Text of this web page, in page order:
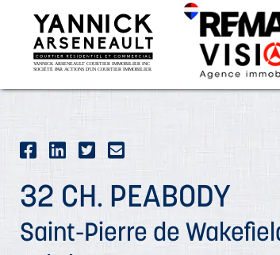
32 CH. PEABODY
Saint-Pierre de